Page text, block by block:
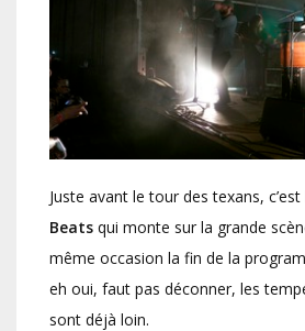
Juste avant le tour des texans,
Beats qui monte sur la grande
même occasion la fin de la
eh oui, faut pas déconner, les
sont déjà loin.